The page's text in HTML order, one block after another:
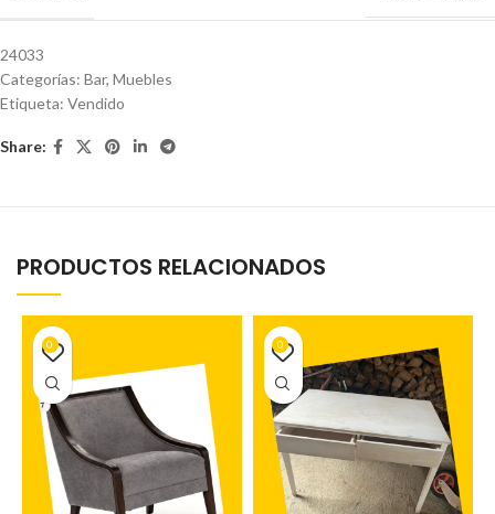
24033
Categorías: Bar, Muebles
Etiqueta: Vendido
Share:
PRODUCTOS RELACIONADOS
0 0